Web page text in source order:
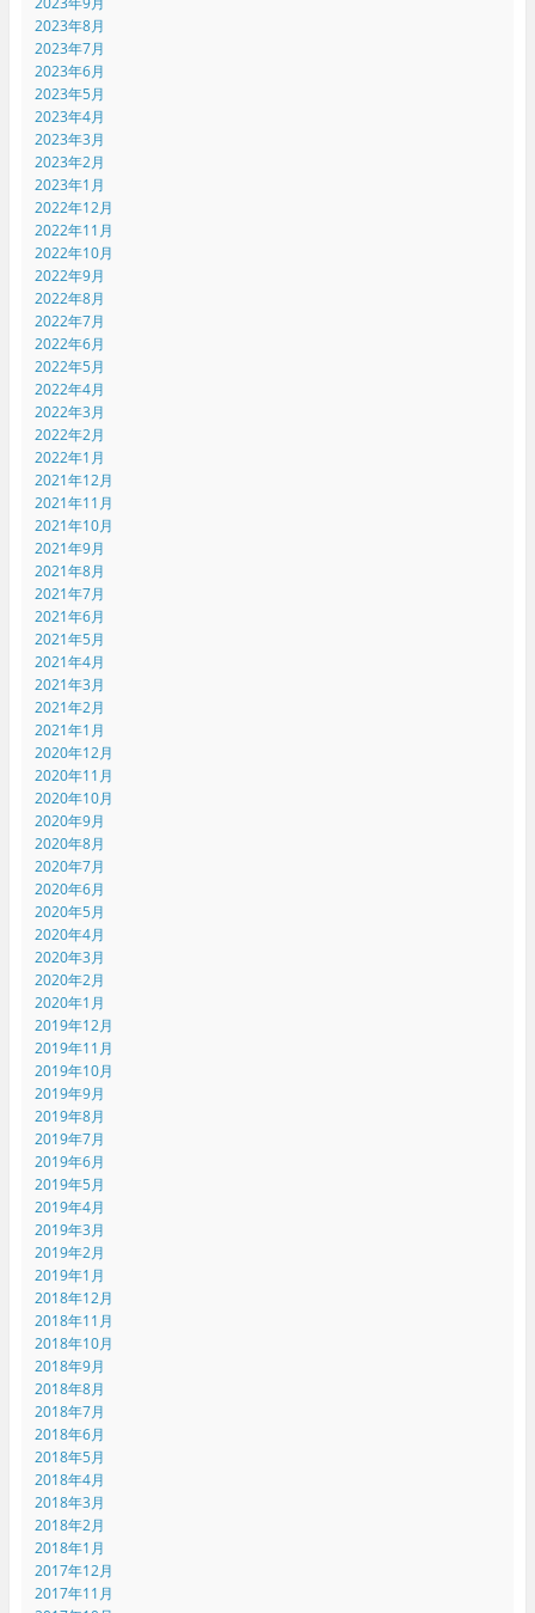
2023年8月
2023年7月
2023年6月
2023年5月
2023年4月
2023年3月
2023年2月
2023年1月
2022年12月
2022年11月
2022年10月
2022年9月
2022年8月
2022年7月
2022年6月
2022年5月
2022年4月
2022年3月
2022年2月
2022年1月
2021年12月
2021年11月
2021年10月
2021年9月
2021年8月
2021年7月
2021年6月
2021年5月
2021年4月
2021年3月
2021年2月
2021年1月
2020年12月
2020年11月
2020年10月
2020年9月
2020年8月
2020年7月
2020年6月
2020年5月
2020年4月
2020年3月
2020年2月
2020年1月
2019年12月
2019年11月
2019年10月
2019年9月
2019年8月
2019年7月
2019年6月
2019年5月
2019年4月
2019年3月
2019年2月
2019年1月
2018年12月
2018年11月
2018年10月
2018年9月
2018年8月
2018年7月
2018年6月
2018年5月
2018年4月
2018年3月
2018年2月
2018年1月
2017年12月
2017年11月